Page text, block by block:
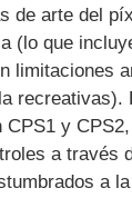
de arte del
(lo que
limitaciones
recreativas).
y
a través
a